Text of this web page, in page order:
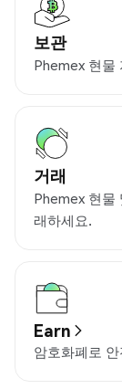
보관
Phemex 현물
거래
Phemex 현물
래하세요.
Earn
암호화폐로